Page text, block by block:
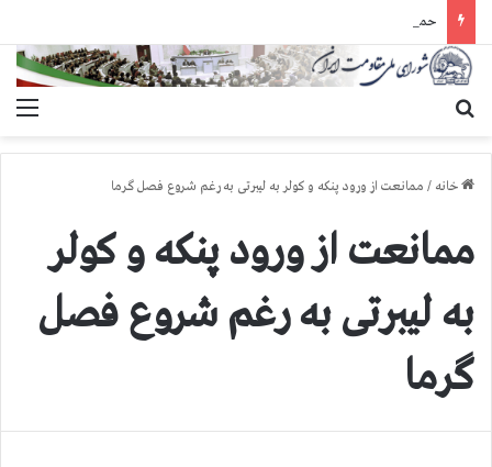
خانه / ممانعت از ورود پنكه و كولر به لیبرتی به رغم شروع فصل گرما
ممانعت از ورود پنكه و كولر
به لیبرتی به رغم شروع فصل
گرما